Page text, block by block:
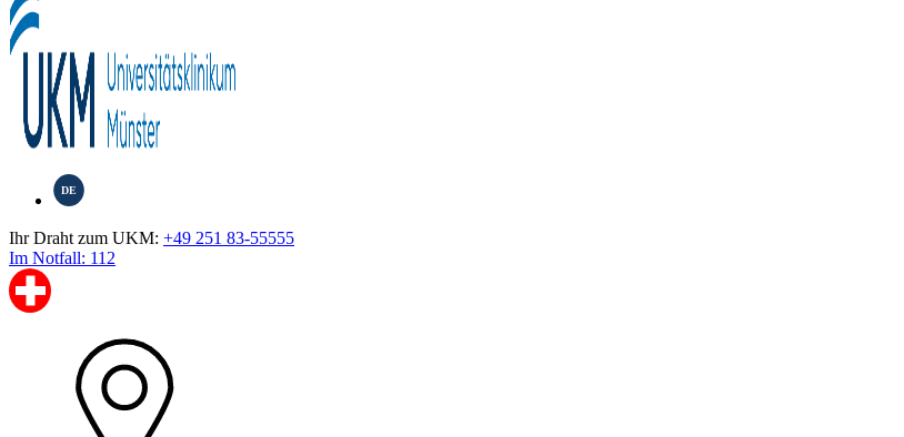
DE
Ihr Draht zum UKM: +49 251 83-55555
Im Notfall: 112